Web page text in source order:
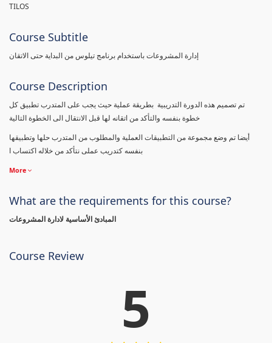
TILOS
Course Subtitle
إدارة المشروعات باستخدام برنامج تيلوس من البداية حتى الاتقان
Course Description
تم تصميم هذه الدورة التدريبية بطريقة عملية حيث يجب على المتدرب تطبيق كل
خطوة بنفسه والتأكد من اتقانه لها قبل الانتقال الى الخطوة التالية
أيضا تم وضع مجموعة من التطبيقات العملية والمطلوب من المتدرب حلها وتطبيقها
بنفسه كتدريب عملى نتأكد من خلاله اكتساب ا
More
What are the requirements for this course?
المبادئ الأساسية لادارة المشروعات
Course Review
5